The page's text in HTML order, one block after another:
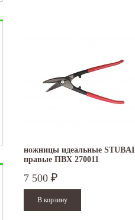
ножницы идеальные STUBAI
правые ПВХ 270011
7 500 ₽